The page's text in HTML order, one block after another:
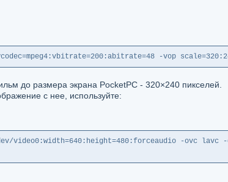
-vop
до размера экрана PocketPC - 320×240 пикселей.
с нее, используйте:
-ovc lavc -